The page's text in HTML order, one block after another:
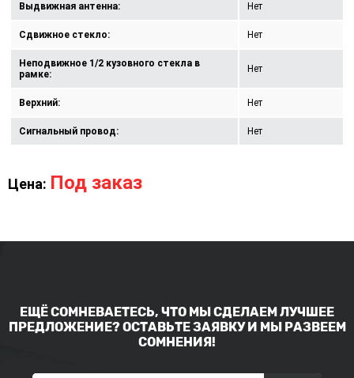
Выдвижная антенна: Нет
Сдвижное стекло: Нет
Неподвижное 1/2 кузовного стекла в
рамке:
Нет
Верхний: Нет
Сигнальный провод: Нет
Цена: Под заказ
ЕЩЁ СОМНЕВАЕТЕСЬ, ЧТО МЫ СДЕЛАЕМ ЛУЧШЕЕ
ПРЕДЛОЖЕНИЕ? ОСТАВЬТЕ ЗАЯВКУ И МЫ РАЗВЕЕМ
СОМНЕНИЯ!